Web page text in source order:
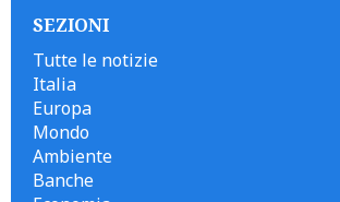
SEZIONI
Tutte le notizie
Italia
Europa
Mondo
Ambiente
Banche